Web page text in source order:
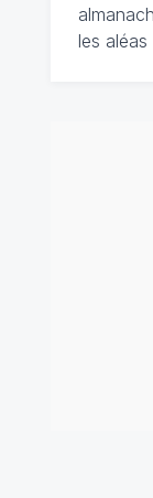
les aléas